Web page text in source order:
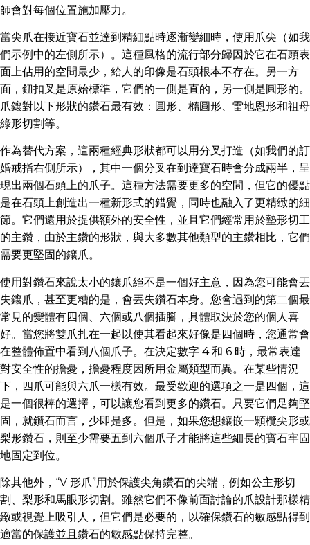
師會對每個位置施加壓力。
當尖爪在接近寶石並達到精細點時逐漸變細時，使用爪尖（如我
們示例中的左側所示）。這種風格的流行部分歸因於它在石頭表
面上佔用的空間最少，給人的印像是石頭根本不存在。另一方
面，鈕扣叉是原始標準，它們的一側是直的，另一側是圓形的。
爪鑲對以下形狀的鑽石最有效：圓形、橢圓形、雷地恩形和祖母
綠形切割等。
作為替代方案，這兩種經典形狀都可以用分叉打造（如我們的訂
婚戒指右側所示），其中一個分叉在到達寶石時會分成兩半，呈
現出兩個石頭上的爪子。這種方法需要更多的空間，但它的優點
是在石頭上創造出一種新形式的錯覺，同時也融入了更精緻的細
節。它們還用於提供額外的安全性，並且它們經常用於墊形切工
的主鑽，由於主鑽的形狀，與大多數其他類型的主鑽相比，它們
需要更堅固的鑲爪。
使用對鑽石來說太小的鑲爪絕不是一個好主意，因為您可能會丟
失鑲爪，甚至更糟的是，會丟失鑽石本身。您會遇到的第二個最
常見的變體有四個、六個或八個插腳，具體取決於您的個人喜
好。當您將雙爪扎在一起以使其看起來好像是四個時，您通常會
在整體佈置中看到八個爪子。在決定數字 4 和 6 時，最常表達
對安全性的擔憂，擔憂程度因所用金屬類型而異。在某些情況
下，四爪可能與六爪一樣有效。最受歡迎的選項之一是四個，這
是一個很棒的選擇，可以讓您看到更多的鑽石。只要它們足夠堅
固，就鑽石而言，少即是多。但是，如果您想鑲嵌一顆欖尖形或
梨形鑽石，則至少需要五到六個爪子才能將這些細長的寶石牢固
地固定到位。
除其他外，“V 形爪”用於保護尖角鑽石的尖端，例如公主形切
割、梨形和馬眼形切割。雖然它們不像前面討論的爪設計那樣精
緻或視覺上吸引人，但它們是必要的，以確保鑽石的敏感點得到
適當的保護並且鑽石的敏感點保持完整。